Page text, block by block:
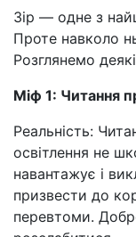
Зір — одне з
Проте навколо
Розглянемо
Міф 1: Читання
Реальність:
освітлення не
навантажує і
призвести до
перевтоми.